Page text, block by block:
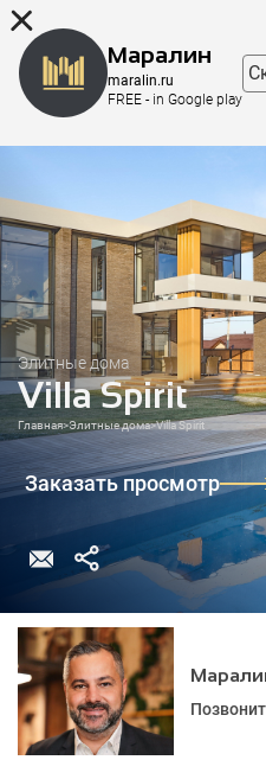
Элитные дома
Villa Spirit
Главная>Элитные дома>Villa Spirit
Заказать просмотр
Маралин
maralin.ru
FREE - in Google play